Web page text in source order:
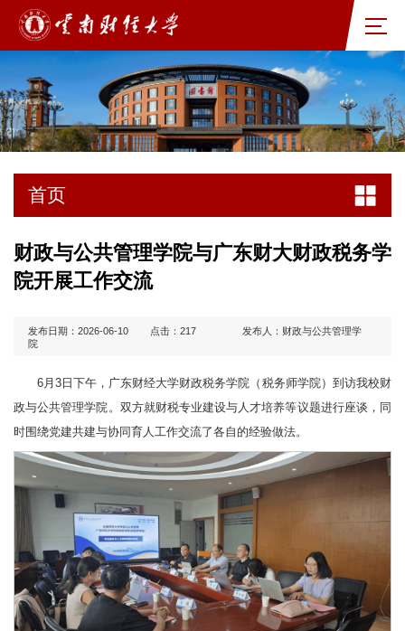
首页
财政与公共管理学院与广东财大财政税务学
院开展工作交流
发布日期：2026-06-10 点击： 217
发布人：财政与公共管理学
院
6月3日下午，广东财经大学财政税务学院（税务师学院）到访我校财
政与公共管理学院。双方就财税专业建设与人才培养等议题进行座谈，同
时围绕党建共建与协同育人工作交流了各自的经验做法。